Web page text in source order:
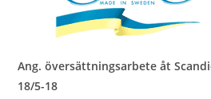
Ang. översättningsarbete åt
18/5-18